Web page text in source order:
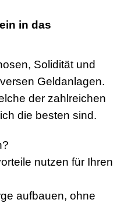
in das
Solidität und
Geldanlagen.
der zahlreichen
die besten sind.
nutzen für Ihren
aufbauen, ohne